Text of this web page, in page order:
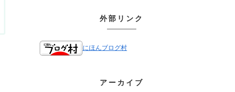
外部リンク
にほんブログ村
アーカイブ